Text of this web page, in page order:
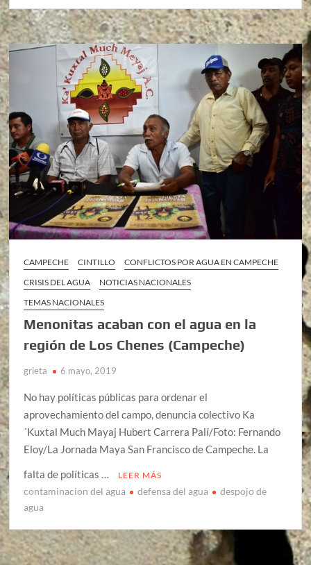
CAMPECHE CINTILLO
CONFLICTOS POR AGUA EN CAMPECHE
CRISIS DEL AGUA
NOTICIAS NACIONALES
TEMAS NACIONALES
Menonitas acaban con el agua en la
región de Los Chenes (Campeche)
grieta 6 mayo, 2019
No hay políticas públicas para ordenar el
aprovechamiento del campo, denuncia colectivo Ka
´Kuxtal Much Mayaj Hubert Carrera Palí/Foto: Fernando
Eloy/La Jornada Maya San Francisco de Campeche. La
falta de políticas …
LEER MÁS
contaminacion del agua defensa del agua
despojo de
agua